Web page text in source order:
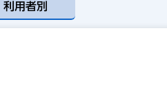
利用者別